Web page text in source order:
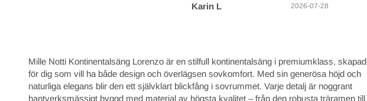
Karin L
2026-07-28
Mille Notti Kontinentalsäng Lorenzo är en stilfull kontinentalsäng i premiumklass, skapad
för dig som vill ha både design och överlägsen sovkomfort. Med sin generösa höjd och
naturliga elegans blir den ett självklart blickfång i sovrummet. Varje detalj är noggrant
hantverksmässigt byggd med material av högsta kvalitet – från den robusta träramen till